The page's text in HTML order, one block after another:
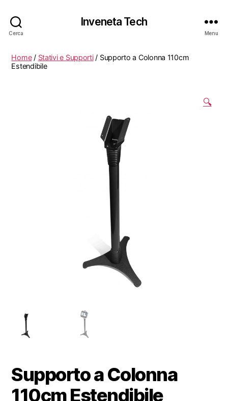
Cerca
Inveneta Tech
Menu
Home/ Stativi e Supporti/ Supporto a Colonna 110cm
Estendibile
🔍
Supporto a Colonna
110cm Estendibile